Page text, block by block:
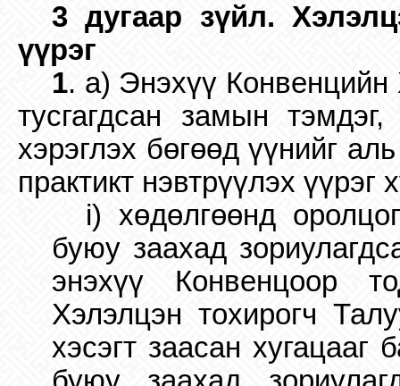
3 дугаар зүйл.
үүрэг
1. a) Энэхүү Конвенцийн
тусгагдсан замын
хэрэглэх бөгөөд үүнийг
практикт нэвтрүүлэх үүрэг
i) хөдөлгөөнд
буюу заахад
энэхүү Конвенцоор
Хэлэлцэн тохирогч
хэсэгт заасан хугацааг